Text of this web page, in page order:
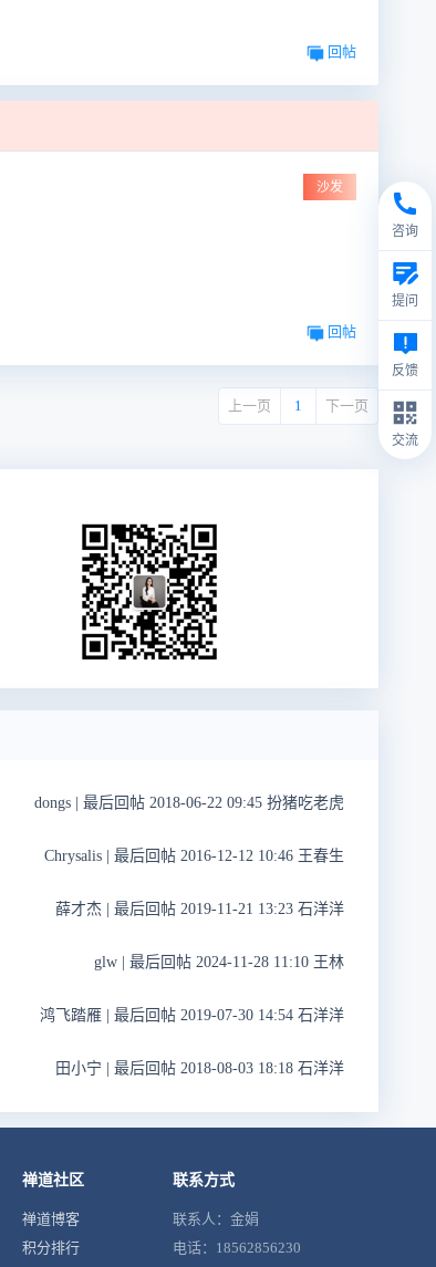
回帖
沙发
回帖
上一页 1 下一页
dongs | 最后回帖 2018-06-22 09:45 扮猪吃老虎
Chrysalis | 最后回帖 2016-12-12 10:46 王春生
薛才杰 | 最后回帖 2019-11-21 13:23 石洋洋
glw | 最后回帖 2024-11-28 11:10 王林
鸿飞踏雁 | 最后回帖 2019-07-30 14:54 石洋洋
田小宁 | 最后回帖 2018-08-03 18:18 石洋洋
禅道社区
禅道博客
积分排行
联系方式
联系人：金娟
电话：18562856230
咨询
提问
反馈
交流